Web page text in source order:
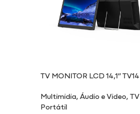
TV MONITOR LCD 14,1” TV14
Multimidia,Áudio e Video,TV
Portátil